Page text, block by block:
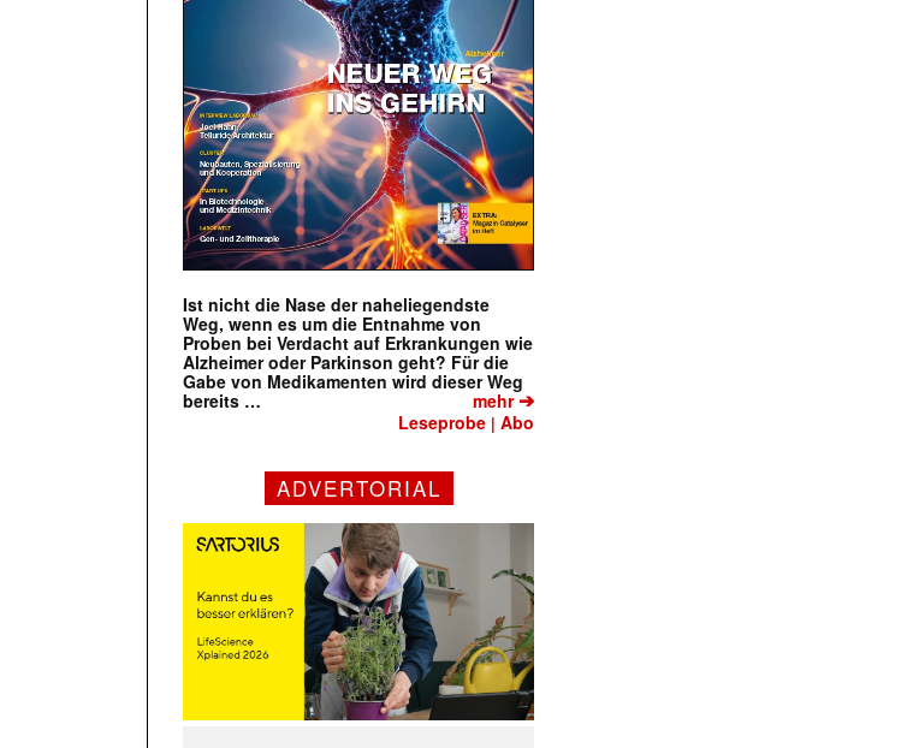
Ist nicht die Nase der naheliegendste
Weg, wenn es um die Entnahme von
Proben bei Verdacht auf Erkrankungen wie
Alzheimer oder Parkinson geht? Für die
Gabe von Medikamenten wird dieser Weg
bereits …
mehr➔
Leseprobe |Abo
ADVERTORIAL